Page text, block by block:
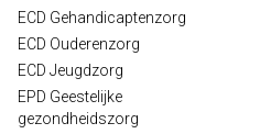
ECD Gehandicaptenzorg
ECD Ouderenzorg
ECD Jeugdzorg
EPD Geestelijke
gezondheidszorg